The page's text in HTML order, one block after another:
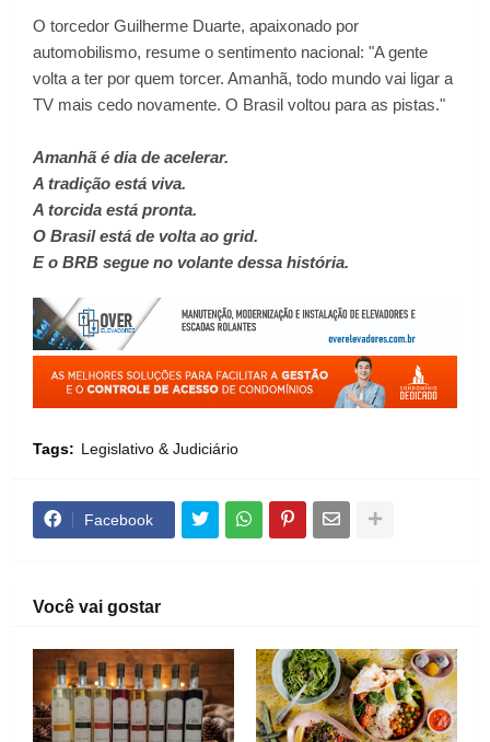
O torcedor Guilherme Duarte, apaixonado por
automobilismo, resume o sentimento nacional: "A gente
volta a ter por quem torcer. Amanhã, todo mundo vai ligar a
TV mais cedo novamente. O Brasil voltou para as pistas."
Amanhã é dia de acelerar.
A tradição está viva.
A torcida está pronta.
O Brasil está de volta ao grid.
E o BRB segue no volante dessa história.
Tags: Legislativo & Judiciário
Facebook
Você vai gostar